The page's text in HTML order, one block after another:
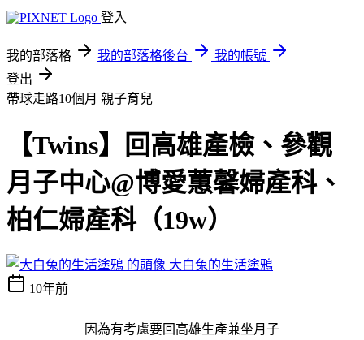
登入
我的部落格 我的部落格後台
我的帳號
登出
帶球走路10個月 親子育兒
【Twins】回高雄產檢、參觀
月子中心@博愛蕙馨婦產科、
柏仁婦產科（19w）
大白兔的生活塗鴉
10年前
因為有考慮要回高雄生產兼坐月子